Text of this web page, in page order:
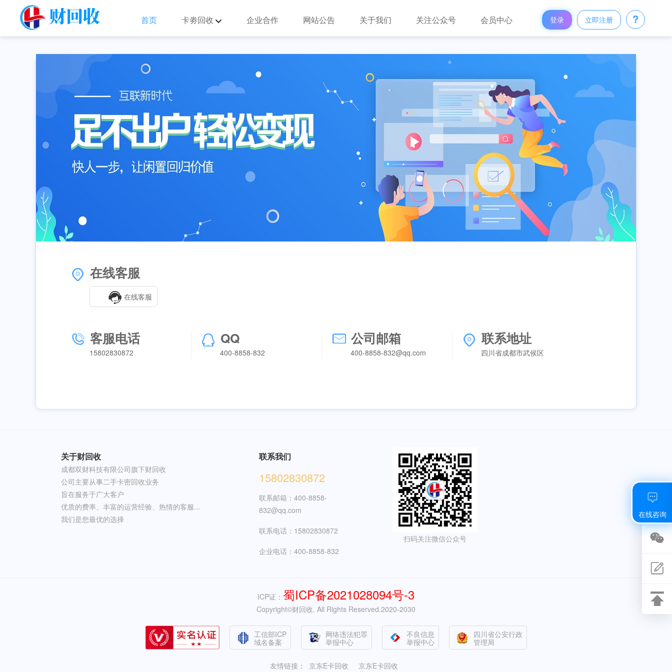
首页 卡劵回收 企业合作 网站公告 关于我们 关注公众号 会员中心 登录 立即注册 ?
在线客服
在线客服
客服电话
15802830872
QQ
400-8858-832
公司邮箱
400-8858-832@qq.com
联系地址
四川省成都市武侯区
关于财回收
成都双财科技有限公司旗下财回收
公司主要从事二手卡密回收业务
旨在服务于广大客户
优质的费率、丰富的运营经验、热情的客服...
我们是您最优的选择
联系我们
15802830872
联系邮箱：400-8858-
832@qq.com
联系电话：15802830872
企业电话：400-8858-832
扫码关注微信公众号
ICP证： 蜀ICP备2021028094号-3
Copyright©财回收. All Rights Reserved.2020-2030
工信部ICP
域名备案
网络违法犯罪
举报中心
不良信息
举报中心
四川省公安行政
管理局
友情链接： 京东E卡回收 京东E卡回收
在线咨询
微信
反馈